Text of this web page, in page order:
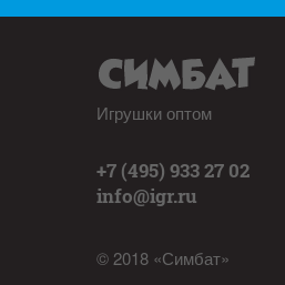
Игрушки оптом
+7 (495) 933 27 02
info@igr.ru
© 2018 «Симбат»